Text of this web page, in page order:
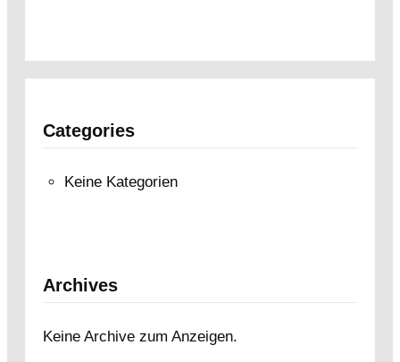
Categories
Keine Kategorien
Archives
Keine Archive zum Anzeigen.